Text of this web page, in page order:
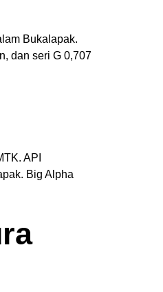
Bukalapak.
dan seri G 0,707
API
Big Alpha